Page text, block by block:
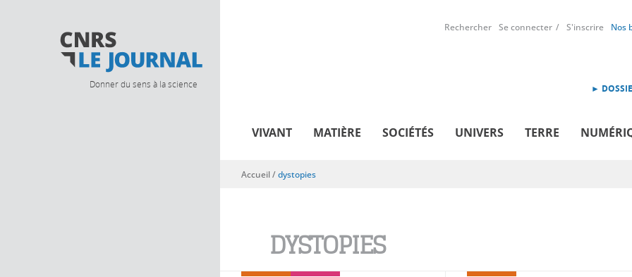
Donner du sens à la science
Rechercher Se connecter S'inscrire Nos
►
VIVANT MATIÈRE SOCIÉTÉS UNIVERS TERRE
Vous êtes ici
Accueil/dystopies
DYSTOPIES